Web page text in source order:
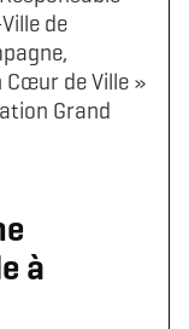
de
de Ville »
Grand
à